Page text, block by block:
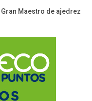
Maestro de ajedrez